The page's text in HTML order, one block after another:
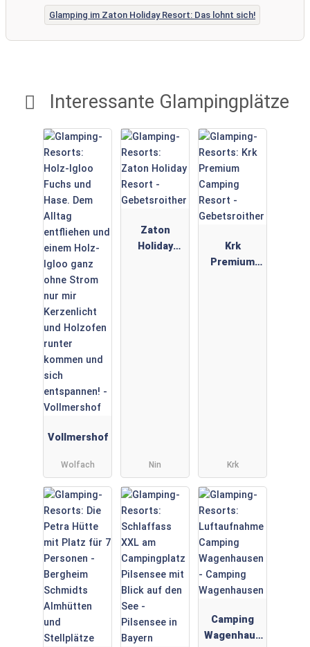
Interessante Glampingplätze
Vollmershof
Wolfach
Zaton
Holiday
Nin
Krk
Premium
Krk
Camping
Wagenhaus
Glamping im Zaton Holiday Resort: Das lohnt sich!